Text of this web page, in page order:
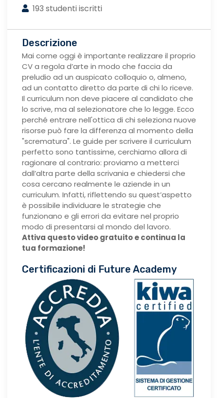
193 studenti iscritti
Descrizione
Mai come oggi è importante realizzare il proprio
CV a regola d’arte in modo che faccia da
preludio ad un auspicato colloquio o, almeno,
ad un contatto diretto da parte di chi lo riceve.
Il curriculum non deve piacere al candidato che
lo scrive, ma al selezionatore che lo legge. Ecco
perché entrare nell'ottica di chi seleziona nuove
risorse può fare la differenza al momento della
"scrematura". Le guide per scrivere il curriculum
perfetto sono tantissime, cerchiamo allora di
ragionare al contrario: proviamo a metterci
dall’altra parte della scrivania e chiedersi che
cosa cercano realmente le aziende in un
curriculum. Infatti, riflettendo su quest’aspetto
è possibile individuare le strategie che
funzionano e gli errori da evitare nel proprio
modo di presentarsi al mondo del lavoro.
Attiva questo video gratuito e continua la
tua formazione!
Certificazioni di Future Academy